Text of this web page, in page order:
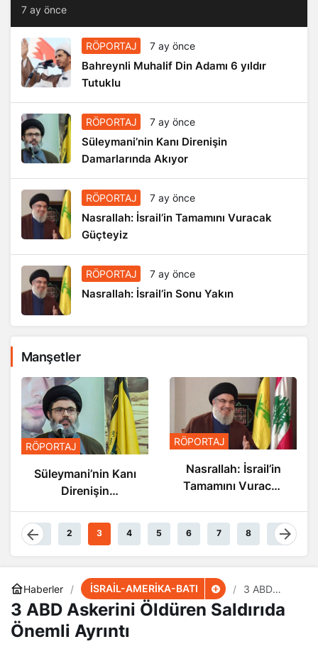
7 ay önce
RÖPORTAJ 7 ay önce
Bahreynli Muhalif Din Adamı 6 yıldır
Tutuklu
RÖPORTAJ 7 ay önce
Süleymani’nin Kanı Direnişin
Damarlarında Akıyor
RÖPORTAJ 7 ay önce
Nasrallah: İsrail’in Tamamını Vuracak
Güçteyiz
RÖPORTAJ 7 ay önce
Nasrallah: İsrail’in Sonu Yakın
Manşetler
RÖPORTAJ
Nasrallah: İsrail’in
Tamamını Vuracak
Güçteyiz
RÖPORTAJ
Nasrallah: İsrail’in
Sonu Yakın
1 2 3 4 5 6 7 8 9
Haberler İSRAİL-AMERİKA-BATI
3 ABD
Askerini
Öldüren
Saldırıda
3 ABD Askerini Öldüren Saldırıda
Önemli Ayrıntı